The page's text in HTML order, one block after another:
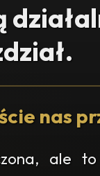
nas
ale